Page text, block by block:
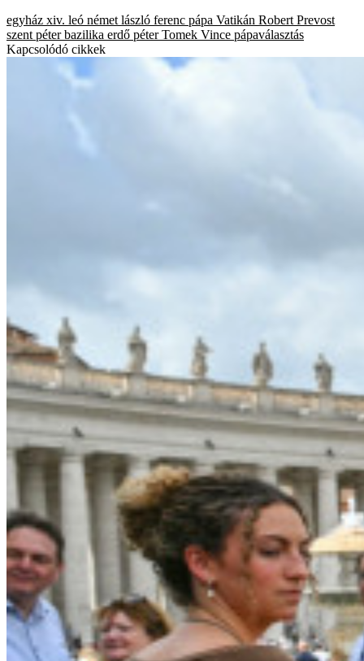
egyház xiv. leó német lászló ferenc pápa Vatikán Robert Prevost
szent péter bazilika erdő péter Tomek Vince pápaválasztás
Kapcsolódó cikkek